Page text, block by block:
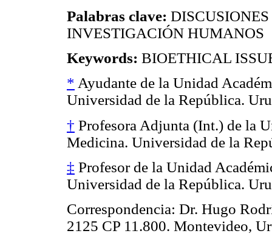
Palabras clave:
INVESTIGACIÓN HUMANOS
Keywords: BIOETHICAL
* Ayudante de la Unidad
Universidad de la República.
† Profesora Adjunta (Int.) de la
Medicina. Universidad de la
‡ Profesor de la Unidad
Universidad de la República.
Correspondencia: Dr. Hugo
2125 CP 11.800. Montevideo,